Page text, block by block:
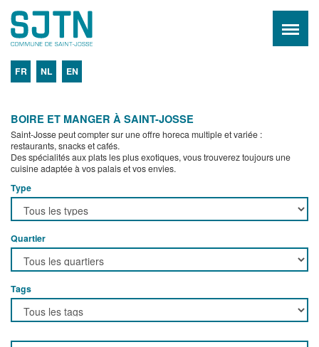
FR NL EN
BOIRE ET MANGER À SAINT-JOSSE
Saint-Josse peut compter sur une offre horeca multiple et variée :
restaurants, snacks et cafés.
Des spécialités aux plats les plus exotiques, vous trouverez toujours une
cuisine adaptée à vos palais et vos envies.
Type
Quartier
Tags